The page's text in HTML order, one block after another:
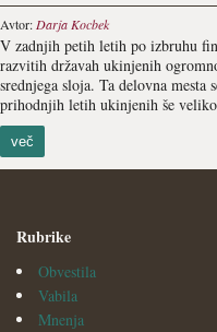
Avtor: Darja Kocbek
V zadnjih petih letih po izbruhu
razvitih državah ukinjenih
srednjega sloja. Ta delovna
prihodnjih letih ukinjenih še
več
Rubrike
Obvestila
Vabila
Mnenja